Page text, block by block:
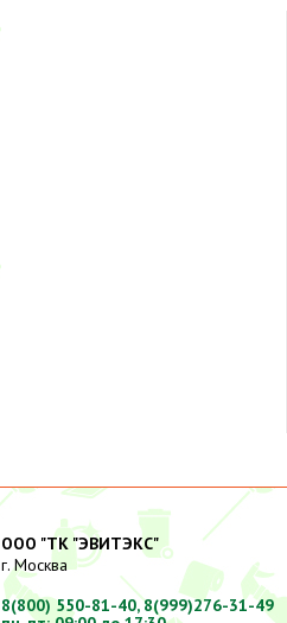
ООО "ТК "ЭВИТЭКС"
г. Москва
8(800) 550-81-40,8(999)276-31-49